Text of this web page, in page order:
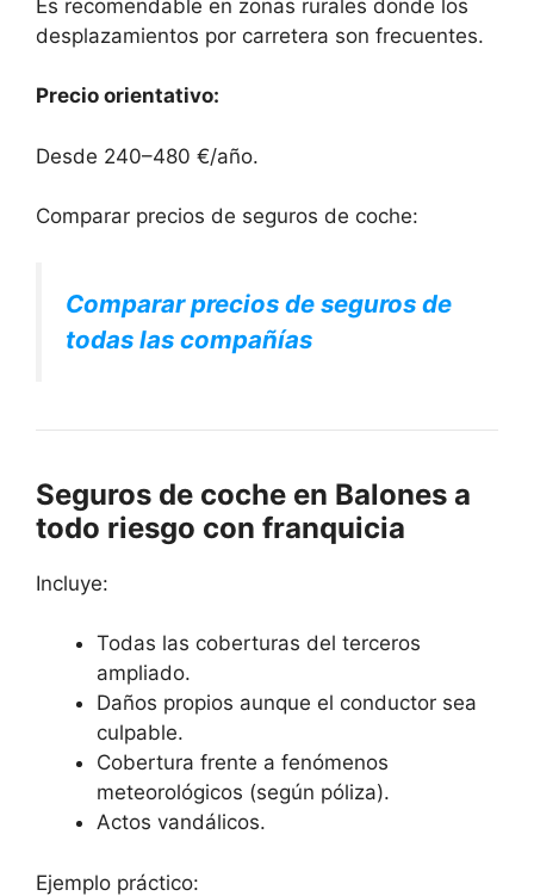
Es recomendable en zonas rurales donde los
desplazamientos por carretera son frecuentes.
Precio orientativo:
Desde 240–480 €/año.
Comparar precios de seguros de coche:
Comparar precios de seguros de
todas las compañías
Seguros de coche en Balones a
todo riesgo con franquicia
Incluye:
Todas las coberturas del terceros
ampliado.
Daños propios aunque el conductor sea
culpable.
Cobertura frente a fenómenos
meteorológicos (según póliza).
Actos vandálicos.
Ejemplo práctico: